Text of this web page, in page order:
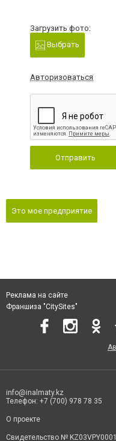
Загрузить фото:
Выбрать
Авторизоваться
Отправить
Это мое предприятие
Реклама на сайте
Франшиза "CitySites"
info@inalmaty.kz
Телефон: +7 (700) 978 78 35
О проекте
Свидетельство №